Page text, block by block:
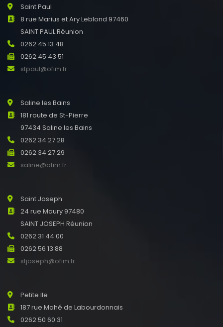
Saint Paul
8 rue Marius et Ary Leblond 97460
SAINT PAUL Réunion
0262 45 13 48
0262 45 43 51
stpaul@ofim.fr
Saline les Bains
181 route de St-Pierre
97434 Saline les Bains
0262 34 27 28
0262 34 27 29
saline@ofim.fr
Saint Joseph
24 rue Maury 97480
SAINT JOSEPH Réunion
0262 31 44 00
0262 56 13 88
stjoseph@ofim.fr
Petite Ile
187 rue Mahé de Labourdonnais
0262 50 60 31